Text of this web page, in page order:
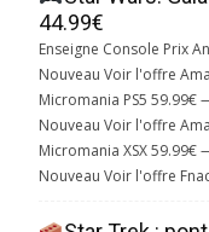
44.99€
Enseigne Console Prix
Nouveau Voir l'offre
Micromania PS5
Nouveau Voir l'offre
Micromania XSX
Nouveau Voir l'offre